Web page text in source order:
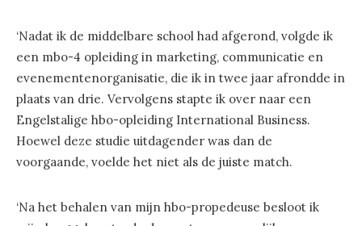
‘Nadat ik de middelbare school had afgerond, volgde ik
een mbo-4 opleiding in marketing, communicatie en
evenementenorganisatie, die ik in twee jaar afrondde in
plaats van drie. Vervolgens stapte ik over naar een
Engelstalige hbo-opleiding International Business.
Hoewel deze studie uitdagender was dan de
voorgaande, voelde het niet als de juiste match.
‘Na het behalen van mijn hbo-propedeuse besloot ik